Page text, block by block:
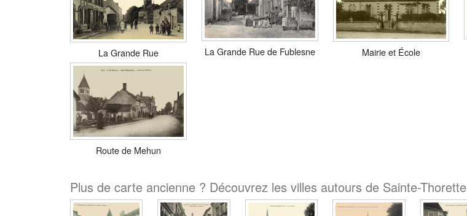
La Grande Rue La Grande Rue de Fublesne Mairie et École
Route de Mehun
Plus de carte ancienne ? Découvrez les villes autours de Sainte-Thorette